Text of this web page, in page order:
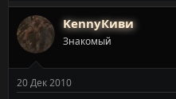
KennyКиви
Знакомый
20 Дек 2010